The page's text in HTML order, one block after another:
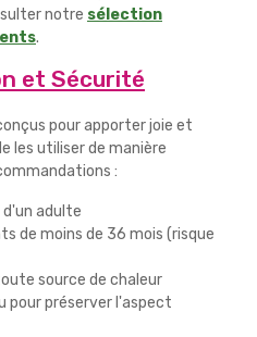
notre sélection
.
et Sécurité
pour apporter joie et
les utiliser de manière
:
d'un adulte
de moins de 36 mois (risque
source de chaleur
pour préserver l'aspect